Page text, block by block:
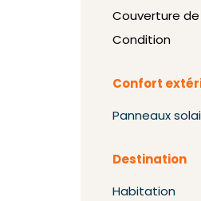
Couverture
Condition
Confort
Panneaux
Destination
Habitation